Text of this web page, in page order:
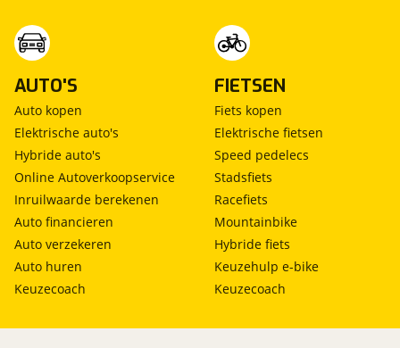
AUTO'S
Auto kopen
Elektrische auto's
Hybride auto's
Online Autoverkoopservice
Inruilwaarde berekenen
Auto financieren
Auto verzekeren
Auto huren
Keuzecoach
FIETSEN
Fiets kopen
Elektrische fietsen
Speed pedelecs
Stadsfiets
Racefiets
Mountainbike
Hybride fiets
Keuzehulp e-bike
Keuzecoach